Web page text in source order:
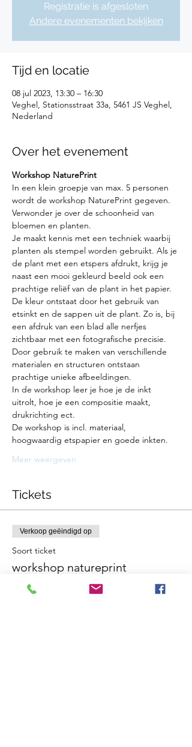
Registratie is afgesloten
Andere evenementen bekijken
Tijd en locatie
08 jul 2023, 13:30 – 16:30
Veghel, Stationsstraat 33a, 5461 JS Veghel,
Nederland
Over het evenement
Workshop NaturePrint
In een klein groepje van max. 5 personen
wordt de workshop NaturePrint gegeven.
Verwonder je over de schoonheid van
bloemen en planten.
Je maakt kennis met een techniek waarbij
planten als stempel worden gebruikt. Als je
de plant met een etspers afdrukt, krijg je
naast een mooi gekleurd beeld ook een
prachtige reliëf van de plant in het papier.
De kleur ontstaat door het gebruik van
etsinkt en de sappen uit de plant. Zo is, bij
een afdruk van een blad alle nerfjes
zichtbaar met een fotografische precisie.
Door gebruik te maken van verschillende
materialen en structuren ontstaan
prachtige unieke afbeeldingen.
In de workshop leer je hoe je de inkt
uitrolt, hoe je een compositie maakt,
drukrichting ect.
De workshop is incl. materiaal,
hoogwaardig etspapier en goede inkten.
Meer weergeven
Tickets
Verkoop geëindigd op
Soort ticket
workshop natureprint
Meer info